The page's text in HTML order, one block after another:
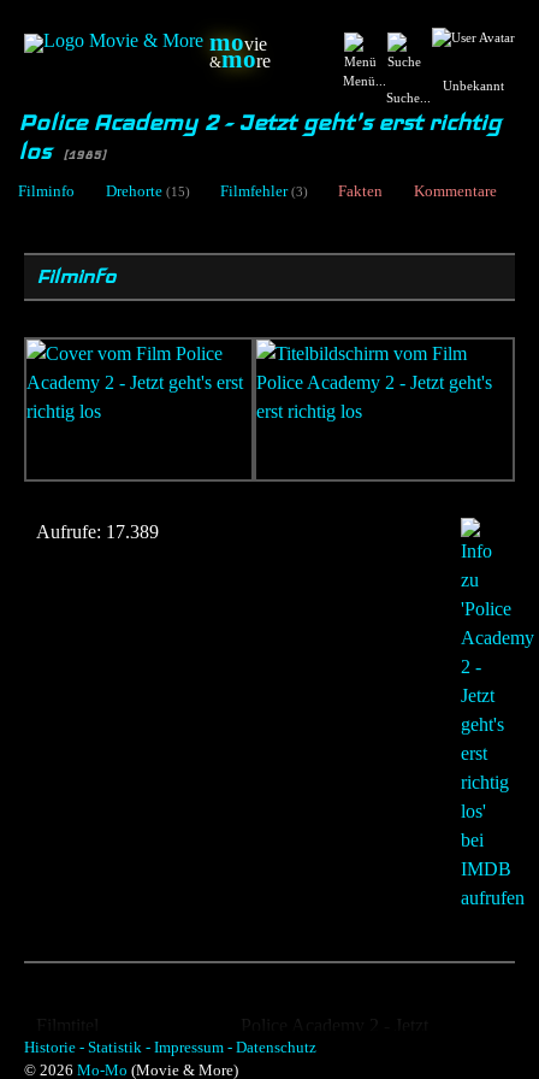
movie
&more
Menü...
Suche...
Unbekannt
Police Academy 2 - Jetzt geht's erst richtig
los [1985]
Filminfo Drehorte (15) Filmfehler (3) Fakten Kommentare
Filminfo
Aufrufe: 17.389
Filmtitel
Police Academy 2 - Jetzt
geht's erst richtig los
Historie - Statistik - Impressum - Datenschutz
© 2026 Mo-Mo (Movie & More)